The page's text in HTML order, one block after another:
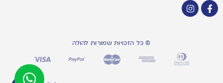
© כל הזכויות שמורות להולה